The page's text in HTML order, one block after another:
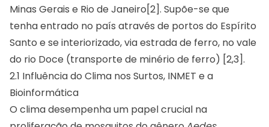
Minas Gerais e Rio de Janeiro[2]. Supõe-se que
tenha entrado no país através de portos do Espírito
Santo e se interiorizado, via estrada de ferro, no vale
do rio Doce (transporte de minério de ferro) [2,3].
2.1 Influência do Clima nos Surtos, INMET e a
Bioinformática
O clima desempenha um papel crucial na